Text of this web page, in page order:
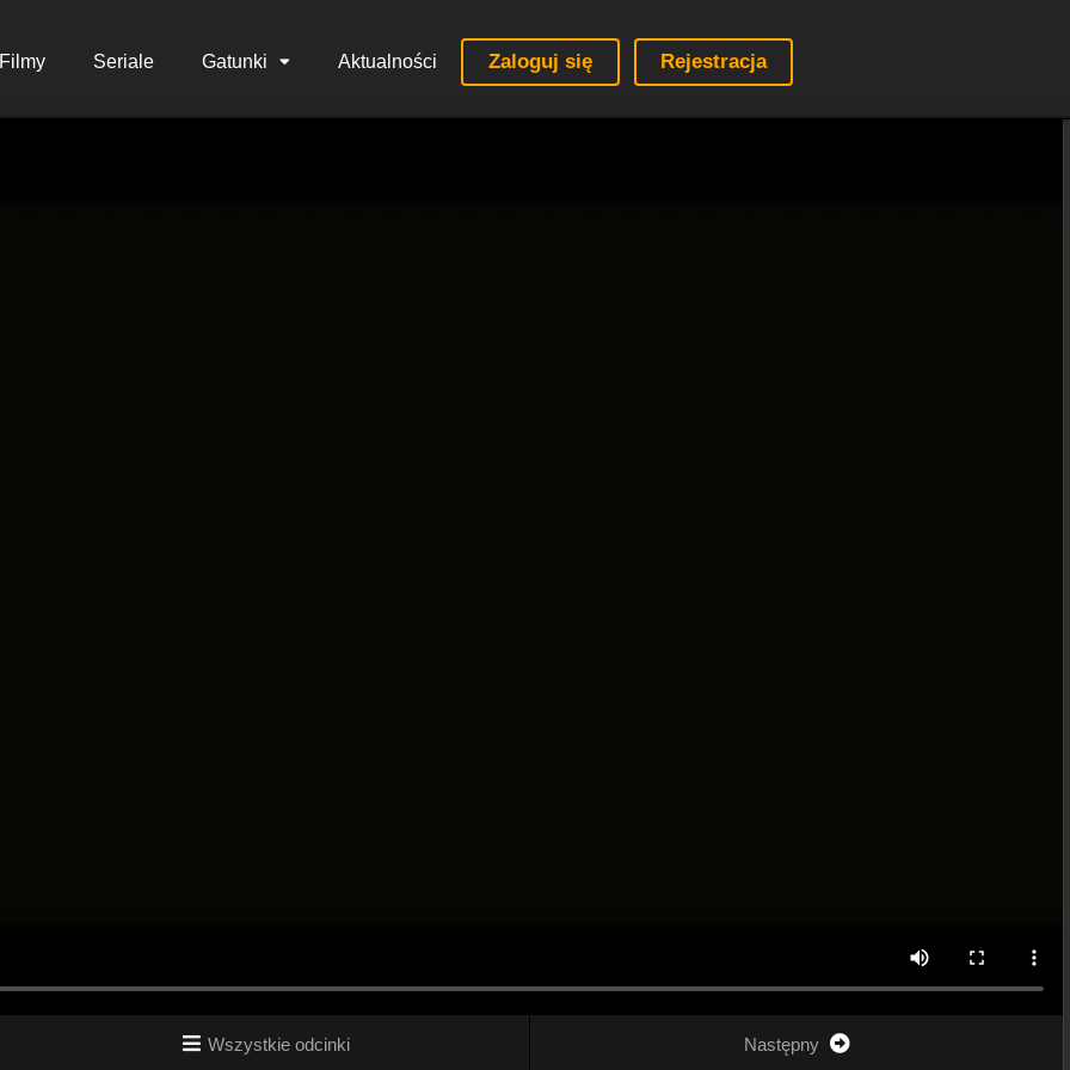
Filmy Seriale Gatunki Aktualności Zaloguj się Rejestracja
Wszystkie odcinki Następny